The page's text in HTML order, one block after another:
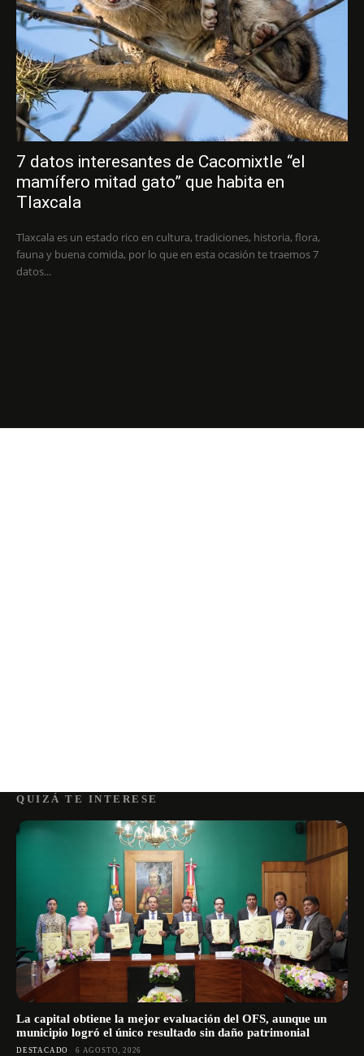
7 datos interesantes de Cacomixtle “el
mamífero mitad gato” que habita en
Tlaxcala
Tlaxcala es un estado rico en cultura, tradiciones, historia, flora,
fauna y buena comida, por lo que en esta ocasión te traemos 7
datos...
QUIZÁ TE INTERESE
La capital obtiene la mejor evaluación del OFS, aunque un
municipio logró el único resultado sin daño patrimonial
DESTACADO 6 AGOSTO, 2026